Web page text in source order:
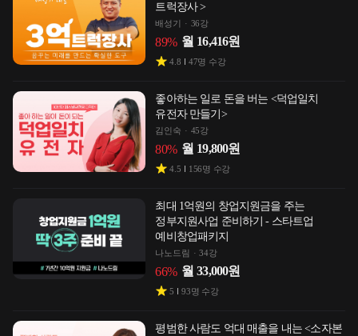
트럭장사 >
배성기 36강
89% 월 16,416원
4.8 47명 수강
좋아하는 일로 돈을 버는 <덕업일치
유전자 만들기>
김인숙 45강
80% 월 19,800원
4.5 156명 수강
최대 1억원의 창업지원금을 주는
정부지원사업 준비하기 - 스타트업
예비창업패키지
나노드림 34강
66% 월 33,000원
5 93명 수강
평범한 사람도 억대 매출을 내는 <소자본